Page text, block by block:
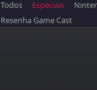
Todos Especiais
Resenha Game Cast